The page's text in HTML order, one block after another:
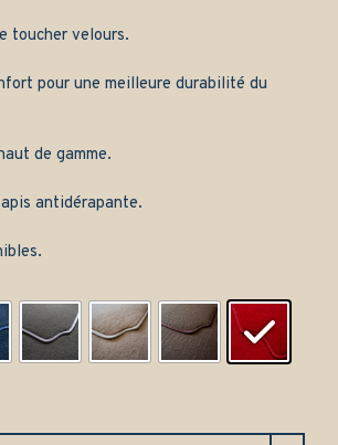
toucher velours.
pour une meilleure durabilité du
de gamme.
antidérapante.